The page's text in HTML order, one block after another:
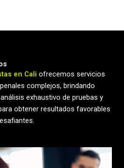
en Cali ofrecemos servicios
complejos, brindando
exhaustivo de pruebas y
obtener resultados favorables